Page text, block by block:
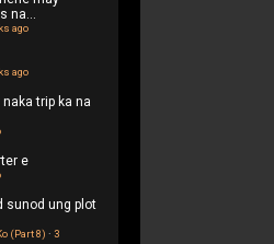
na...
ago
ago
trip ka na
e
sunod ung plot
(Part 8) · 3